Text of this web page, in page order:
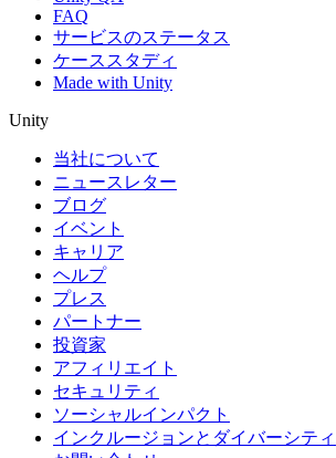
FAQ
サービスのステータス
ケーススタディ
Made with Unity
Unity
当社について
ニュースレター
ブログ
イベント
キャリア
ヘルプ
プレス
パートナー
投資家
アフィリエイト
セキュリティ
ソーシャルインパクト
インクルージョンとダイバーシティ